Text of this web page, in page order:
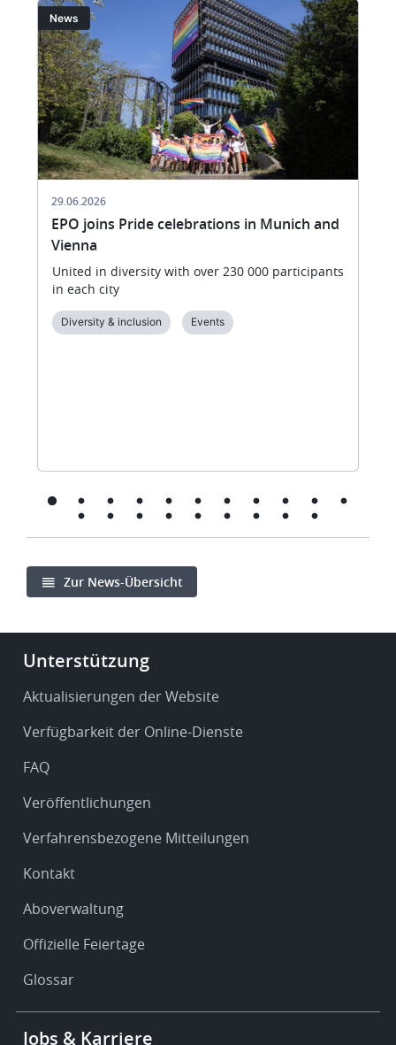
BildNews
29.06.2026
EPO joins Pride celebrations in Munich and
Vienna
United in diversity with over 230 000 participants
in each city
Diversity & inclusion Events
Zur News-Übersicht
Footer
Service
support
Unterstützung
Aktualisierungen der Website
Verfügbarkeit der Online-Dienste
FAQ
Veröffentlichungen
Verfahrensbezogene Mitteilungen
Kontakt
Aboverwaltung
Offizielle Feiertage
Glossar
Jobs & Karriere